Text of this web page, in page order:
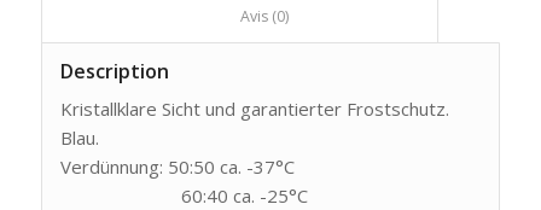
						Avis (0)
Description
Kristallklare Sicht und garantierter Frostschutz.
Blau.
Verdünnung: 50:50 ca. -37°C
60:40 ca. -25°C